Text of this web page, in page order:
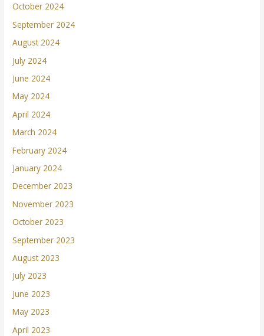
October 2024
September 2024
August 2024
July 2024
June 2024
May 2024
April 2024
March 2024
February 2024
January 2024
December 2023
November 2023
October 2023
September 2023
August 2023
July 2023
June 2023
May 2023
April 2023